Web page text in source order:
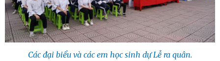
Các đại biểu và các em học sinh dự Lễ ra quân.